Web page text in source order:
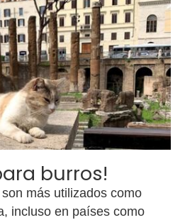
burros!
más utilizados como
incluso en países como